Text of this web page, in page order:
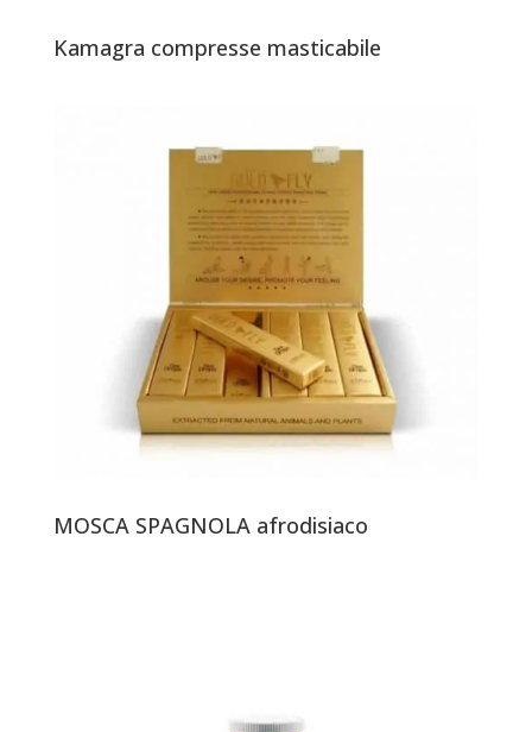
Kamagra compresse masticabile
MOSCA SPAGNOLA afrodisiaco